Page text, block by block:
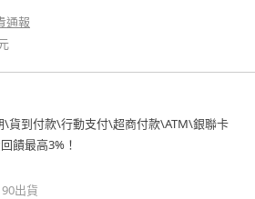
通報
\貨到付款\行動支付\超商付款\ATM\銀聯卡
饋最高3%！
出貨